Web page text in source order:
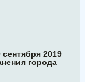
2019
города